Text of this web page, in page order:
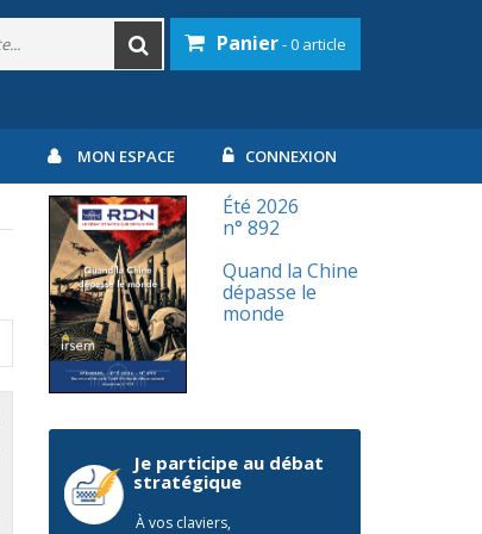
Panier- 0 article
MON ESPACE CONNEXION
Été 2026
n° 892
Quand la Chine
dépasse le
monde
Je participe au débat
stratégique
À vos claviers,